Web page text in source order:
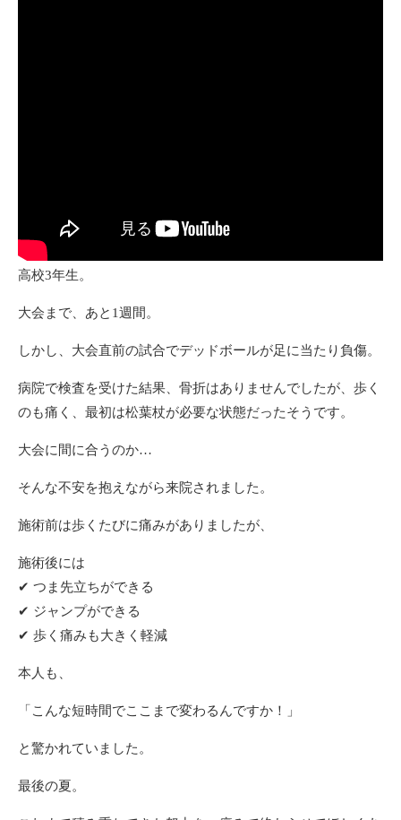
高校3年生。
大会まで、あと1週間。
しかし、大会直前の試合でデッドボールが足に当たり負傷。
病院で検査を受けた結果、骨折はありませんでしたが、歩く
のも痛く、最初は松葉杖が必要な状態だったそうです。
大会に間に合うのか…
そんな不安を抱えながら来院されました。
施術前は歩くたびに痛みがありましたが、
施術後には
✔ つま先立ちができる
✔ ジャンプができる
✔ 歩く痛みも大きく軽減
本人も、
「こんな短時間でここまで変わるんですか！」
と驚かれていました。
最後の夏。